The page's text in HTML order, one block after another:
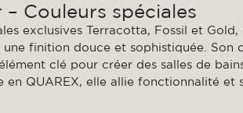
– Couleurs spéciales
exclusives Terracotta, Fossil et
finition douce et sophistiquée. Son
clé pour créer des salles de
en QUAREX, elle allie fonctionnalité et